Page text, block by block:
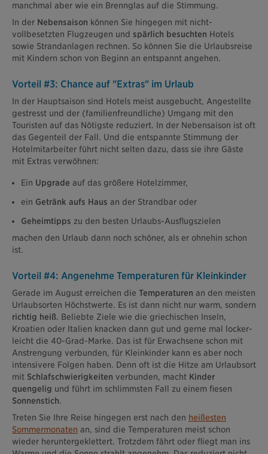
manchmal aber wie ein Brennglas auf die Stimmung.
In der Nebensaison können Sie hingegen mit nicht-
vollbesetzten Flugzeugen und spärlich besuchten Hotels
sowie Strandanlagen rechnen. So können Sie die Urlaubsreise
mit Kindern schon von Beginn an entspannt angehen.
Vorteil #3: Chance auf "Extras" im Urlaub
In der Hauptsaison sind Hotels meist ausgebucht, Angestellte
gestresst und der (familienfreundliche) Umgang mit den
Touristen auf das Nötigste reduziert. In der Nebensaison ist oft
das Gegenteil der Fall. Und die entspannte Stimmung der
Hotelmitarbeiter führt nicht selten dazu, dass sie ihre Gäste
mit Extras verwöhnen:
Ein Upgrade auf das größere Hotelzimmer,
ein Getränk aufs Haus an der Strandbar oder
Geheimtipps zu den besten Urlaubs-Ausflugszielen
machen den Urlaub dann noch schöner, als er ohnehin schon
ist.
Vorteil #4: Angenehme Temperaturen für Kleinkinder
Gerade im August erreichen die Temperaturen an den meisten
Urlaubsorten Höchstwerte. Es ist dann nicht nur warm, sondern
richtig heiß. Beliebte Ziele wie die griechischen Inseln,
Kroatien oder Italien knacken dann gut und gerne mal locker-
leicht die 40-Grad-Marke. Das ist für Erwachsene schon mit
Anstrengung verbunden, für Kleinkinder kann es aber noch
intensivere Folgen haben. Denn oft ist die Hitze am Urlaubsort
mit Schlafschwierigkeiten verbunden, macht Kinder
quengelig und führt im schlimmsten Fall zu einem fiesen
Sonnenstich.
Treten Sie Ihre Reise hingegen erst nach den heißesten
Sommermonaten an, sind die Temperaturen meist schon
wieder heruntergeklettert. Trotzdem fährt oder fliegt man ins